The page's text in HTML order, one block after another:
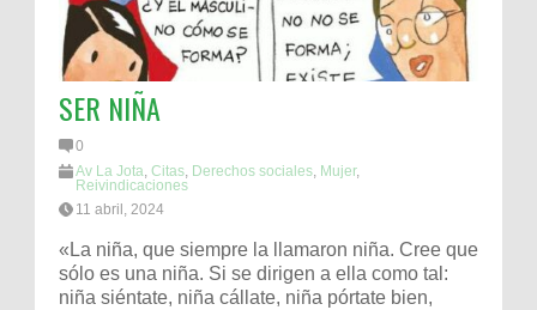
SER NIÑA
0
Av La Jota Citas Derechos sociales Mujer,
Reivindicaciones
11 abril, 2024
«La niña, que siempre la llamaron niña. Cree que
sólo es una niña. Si se dirigen a ella como tal:
niña siéntate, niña cállate, niña pórtate bien,